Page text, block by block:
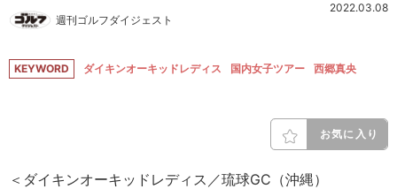
週刊ゴルフダイジェスト
2022.03.08
KEYWORD ダイキンオーキッドレディス 国内女子ツアー 西郷真央
お気に入り
＜ダイキンオーキッドレディス／琉球GC（沖縄）